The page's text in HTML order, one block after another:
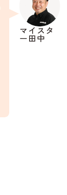
マイスタ
ー田中